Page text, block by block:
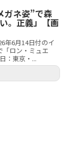
ガネ姿”で森
。正義」【画
年6月14日付のイ
「ロン・ミュエ
：東京・...